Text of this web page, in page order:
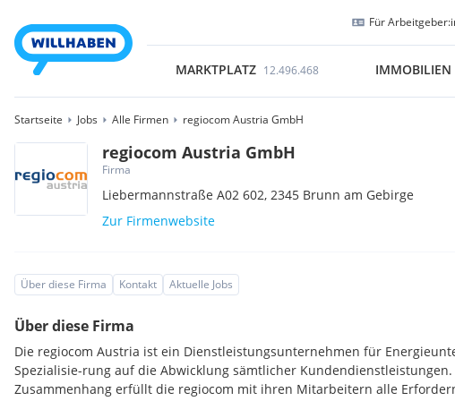
Für
MARKTPLATZ 12.496.468 IMMOBILIEN
Startseite Jobs Alle Firmen regiocom Austria GmbH
regiocom Austria GmbH
Firma
Liebermannstraße A02 602,2345 Brunn am Gebirge
Zur Firmenwebsite
Über diese Firma Kontakt Aktuelle Jobs
Über diese Firma
Die regiocom Austria ist ein Dienstleistungsunternehmen für
Spezialisie-rung auf die Abwicklung sämtlicher Kundendienstleistungen.
Zusammenhang erfüllt die regiocom mit ihren Mitarbeitern alle